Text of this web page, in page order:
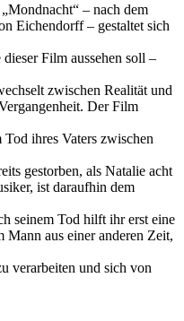
– nach dem
Eichendorff – gestaltet sich
Film aussehen soll –
zwischen Realität und
Der Film
ihres Vaters zwischen
gestorben, als Natalie acht
ist daraufhin dem
seinem Tod hilft ihr erst eine
aus einer anderen Zeit,
verarbeiten und sich von